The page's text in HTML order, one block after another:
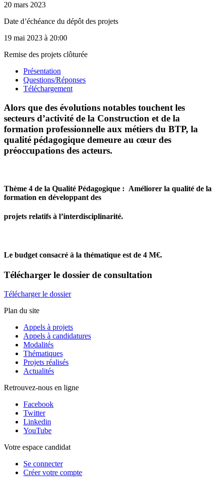
20 mars 2023
Date d’échéance du dépôt des projets
19 mai 2023 à 20:00
Remise des projets clôturée
Présentation
Questions/Réponses
Téléchargement
Alors que des évolutions notables touchent les
secteurs d’activité de la Construction et de la
formation professionnelle aux métiers du BTP, la
qualité pédagogique demeure au cœur des
préoccupations des acteurs.
Thème 4 de la Qualité Pédagogique : Améliorer la qualité de la
formation en développant des
projets relatifs à l’interdisciplinarité.
Le budget consacré à la thématique est de 4 M€.
Télécharger le dossier de consultation
Télécharger le dossier
Plan du site
Appels à projets
Appels à candidatures
Modalités
Thématiques
Projets réalisés
Actualités
Retrouvez-nous en ligne
Facebook
Twitter
Linkedin
YouTube
Votre espace candidat
Se connecter
Créer votre compte